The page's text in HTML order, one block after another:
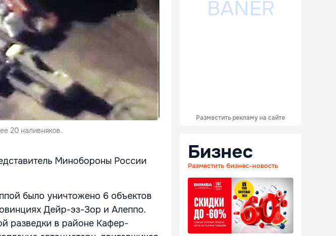
20 наливняков.
Минобороны России
было уничтожено 6 объектов
Дейр-эз-Зор и Алеппо.
разведки в районе Кафер-
Разместить рекламу на сайте
Бизнес
Разместить бизнес-новость